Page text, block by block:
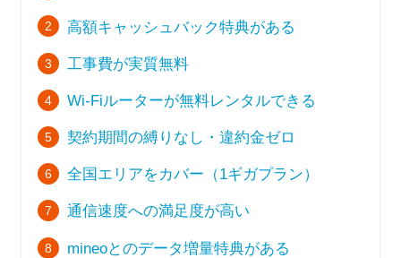
高額キャッシュバック特典がある
工事費が実質無料
Wi-Fiルーターが無料レンタルできる
契約期間の縛りなし・違約金ゼロ
全国エリアをカバー（1ギガプラン）
通信速度への満足度が高い
mineoとのデータ増量特典がある